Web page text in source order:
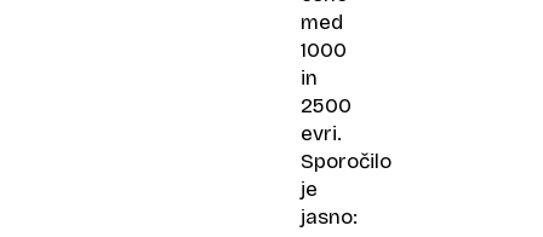
med
1000
in
2500
evri.
Sporočilo
je
jasno: